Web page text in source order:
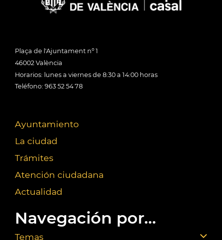
Plaça de l'Ajuntament nº 1
46002 València
Horarios: lunes a viernes de 8:30 a 14:00 horas
Teléfono: 963 52 54 78
Ayuntamiento
La ciudad
Trámites
Atención ciudadana
Actualidad
Navegación por...
Temas